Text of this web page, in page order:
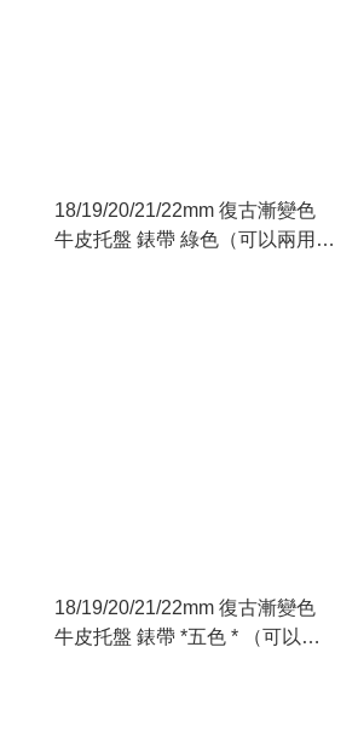
18/19/20/21/22mm 復古漸變色
牛皮托盤 錶帶 綠色（可以兩用
18/19/20/21/22mm 復古漸變色
牛皮托盤 錶帶 *五色 * （可以兩